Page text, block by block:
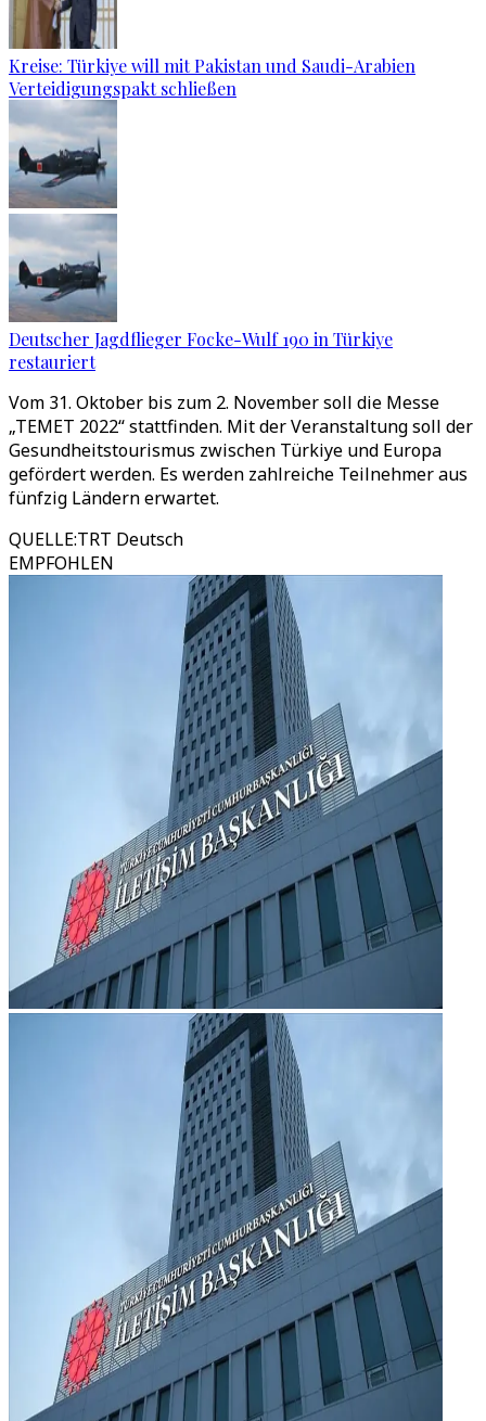
Kreise: Türkiye will mit Pakistan und Saudi-Arabien
Verteidigungspakt schließen
Deutscher Jagdflieger Focke-Wulf 190 in Türkiye
restauriert
Vom 31. Oktober bis zum 2. November soll die Messe
„TEMET 2022“ stattfinden. Mit der Veranstaltung soll der
Gesundheitstourismus zwischen Türkiye und Europa
gefördert werden. Es werden zahlreiche Teilnehmer aus
fünfzig Ländern erwartet.
QUELLE:TRT Deutsch
EMPFOHLEN